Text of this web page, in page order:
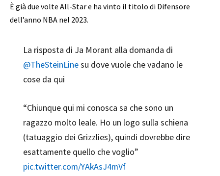
È già due volte All-Star e ha vinto il titolo di Difensore
dell’anno NBA nel 2023.
La risposta di Ja Morant alla domanda di
@TheSteinLinesu dove vuole che vadano le
cose da qui
“Chiunque qui mi conosca sa che sono un
ragazzo molto leale. Ho un logo sulla schiena
(tatuaggio dei Grizzlies), quindi dovrebbe dire
esattamente quello che voglio”
pic.twitter.com/YAkAsJ4mVf